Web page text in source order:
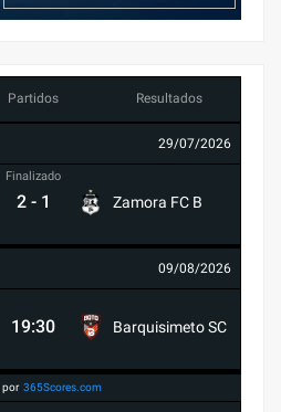
Partidos Resultados
29/07/2026
Finalizado
2 - 1 Zamora FC B
09/08/2026
19:30 Barquisimeto SC
por 365Scores.com